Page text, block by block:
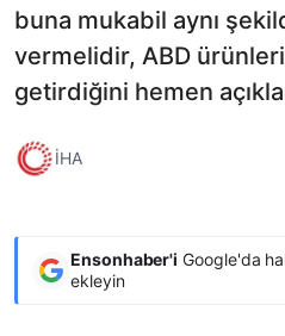
buna mukabil aynı
vermelidir, ABD
getirdiğini hemen
İHA
Ensonhaber'i Google'da
ekleyin